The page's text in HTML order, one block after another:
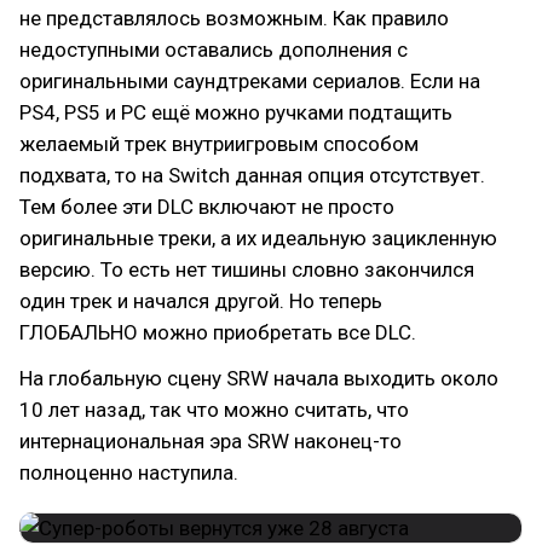
не представлялось возможным. Как правило
недоступными оставались дополнения с
оригинальными саундтреками сериалов. Если на
PS4, PS5 и PC ещё можно ручками подтащить
желаемый трек внутриигровым способом
подхвата, то на Switch данная опция отсутствует.
Тем более эти DLC включают не просто
оригинальные треки, а их идеальную зацикленную
версию. То есть нет тишины словно закончился
один трек и начался другой. Но теперь
ГЛОБАЛЬНО можно приобретать все DLC.
На глобальную сцену SRW начала выходить около
10 лет назад, так что можно считать, что
интернациональная эра SRW наконец-то
полноценно наступила.